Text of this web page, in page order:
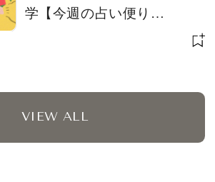
学【今週の占い便り
VIEW ALL